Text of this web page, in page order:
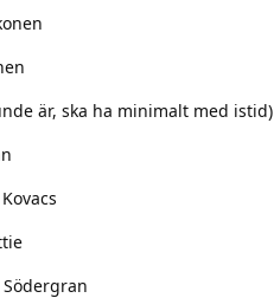
är, ska ha minimalt med istid)
Södergran